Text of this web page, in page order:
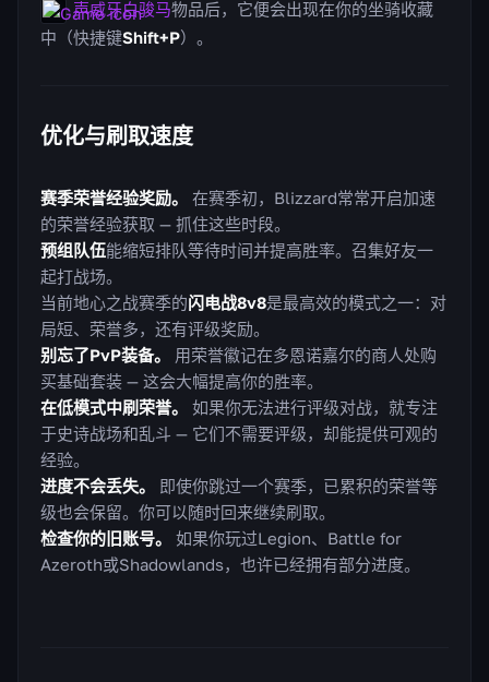
声威牙白骏马物品后，它便会出现在你的坐骑收藏
中（快捷键Shift+P）。
优化与刷取速度
赛季荣誉经验奖励。
在赛季初，Blizzard常常开启加速
的荣誉经验获取 — 抓住这些时段。
预组队伍能缩短排队等待时间并提高胜率。召集好友一
起打战场。
当前地心之战赛季的闪电战8v8是最高效的模式之一：对
局短、荣誉多，还有评级奖励。
别忘了PvP装备。
用荣誉徽记在多恩诺嘉尔的商人处购
买基础套装 — 这会大幅提高你的胜率。
在低模式中刷荣誉。
如果你无法进行评级对战，就专注
于史诗战场和乱斗 — 它们不需要评级，却能提供可观的
经验。
进度不会丢失。
即使你跳过一个赛季，已累积的荣誉等
级也会保留。你可以随时回来继续刷取。
检查你的旧账号。
如果你玩过Legion、Battle for
Azeroth或Shadowlands，也许已经拥有部分进度。